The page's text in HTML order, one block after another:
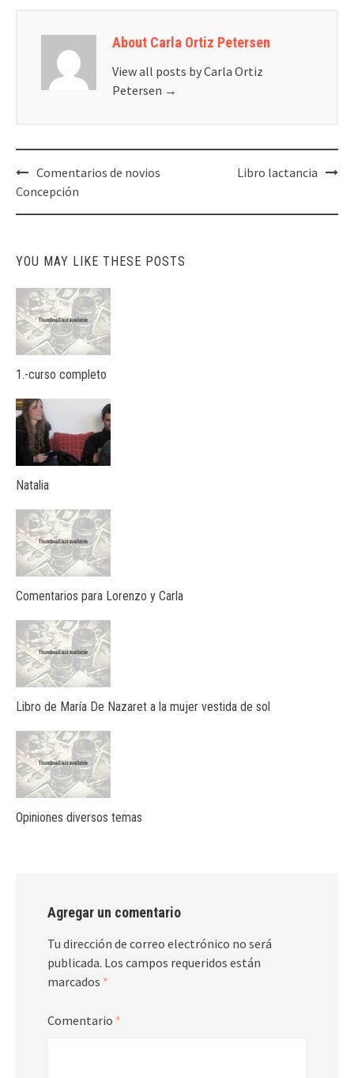
About Carla Ortiz Petersen
View all posts by Carla Ortiz
Petersen →
Post
navigation
Comentarios de novios
Concepción
Libro lactancia
YOU MAY LIKE THESE POSTS
1.-curso completo
Natalia
Comentarios para Lorenzo y Carla
Libro de María De Nazaret a la mujer vestida de sol
Opiniones diversos temas
Agregar un comentario
Tu dirección de correo electrónico no será
publicada. Los campos requeridos están
marcados *
Comentario *